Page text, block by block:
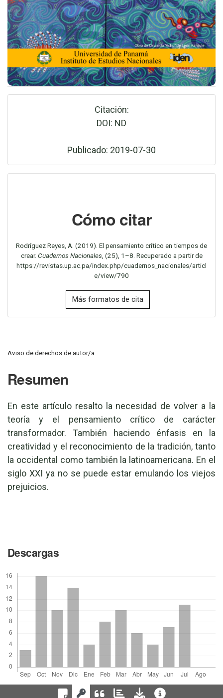
Citación:
DOI: ND
Publicado: 2019-07-30
Cómo citar
Rodríguez Reyes, A. (2019). El pensamiento crítico en tiempos de
crear. Cuadernos Nacionales, (25), 1–8. Recuperado a partir de
https://revistas.up.ac.pa/index.php/cuadernos_nacionales/articl
e/view/790
Más formatos de cita
Aviso de derechos de autor/a
Resumen
En este artículo resalto la necesidad de volver a la
teoría y el pensamiento crítico de carácter
transformador. También haciendo énfasis en la
creatividad y el reconocimiento de la tradición, tanto
la occidental como también la latinoamericana. En el
siglo XXI ya no se puede estar emulando los viejos
prejuicios.
Descargas